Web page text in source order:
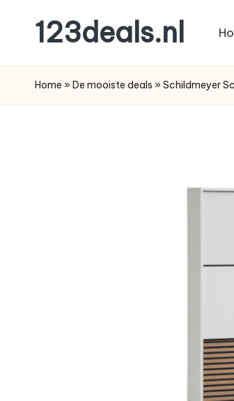
123deals.nl
leukste
deals
Home » De mooiste deals » Schildmeyer